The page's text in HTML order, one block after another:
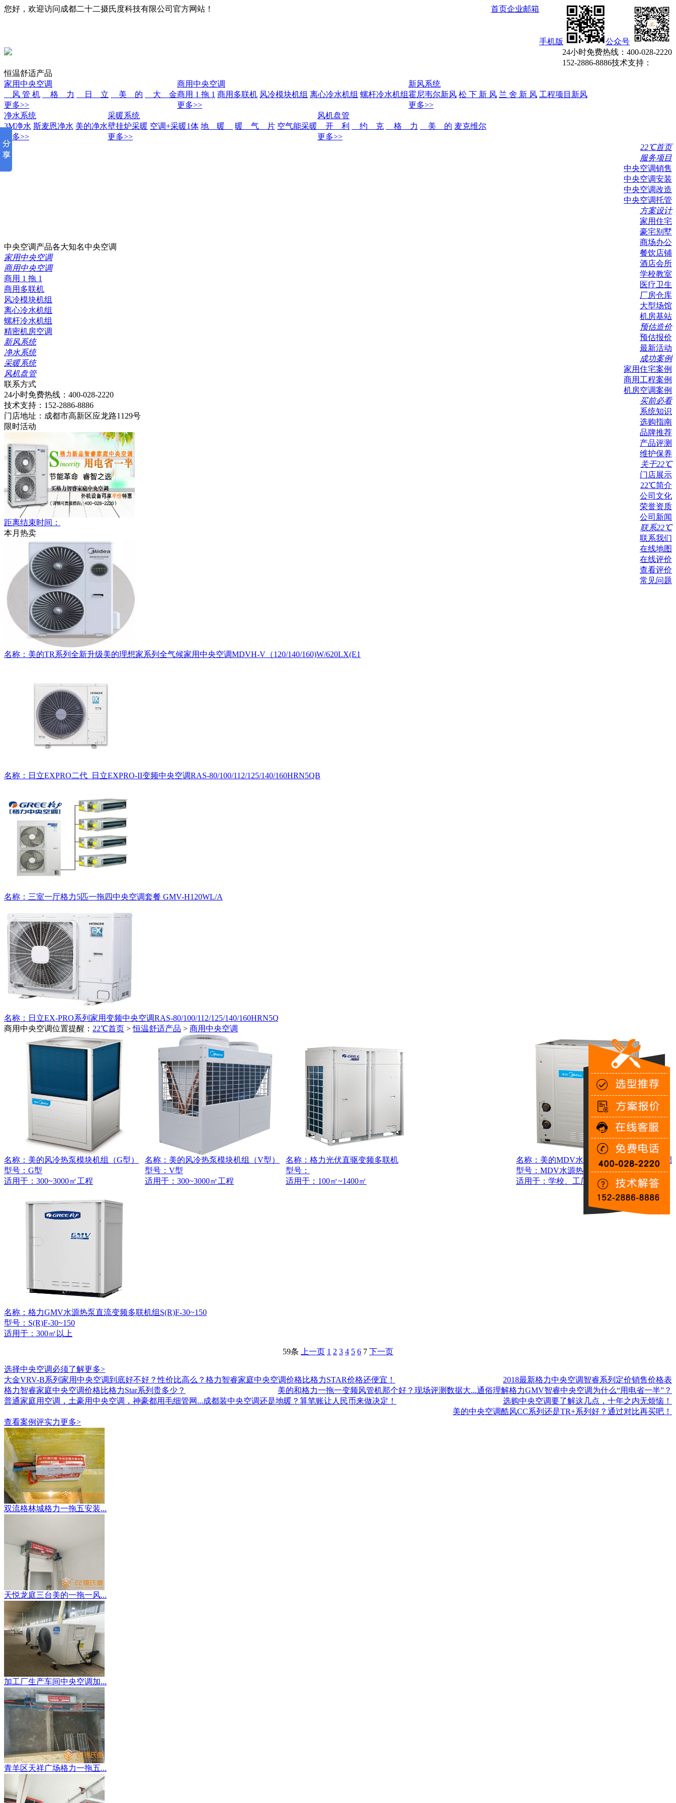
您好，欢迎访问成都二十二摄氏度科技有限公司官方网站！
公众号
手机版
企业邮箱
首页
24小时免费热线： 400-028-2220
152-2886-8886技术支持：
恒温舒适产品
家用中央空调
风 管 机
格 力 日 立 美 的
大 金
更多>>
商用中央空调
商用 1 拖 1 商用多联机 风冷模块机组 离心冷水机组 螺杆冷水机组
更多>>
新风系统
霍尼韦尔新风 松 下 新 风 兰 舍 新 风 工程项目新风
更多>>
净水系统
3M净水 斯麦恩净水 美的净水
更多>>
采暖系统
壁挂炉采暖 空调+采暖1体 地 暖 暖 气 片 空气能采暖
更多>>
风机盘管
开 利
约 克 格 力 美 的 麦克维尔
更多>>
22℃首页
服务项目
中央空调销售
中央空调安装
中央空调改造
中央空调托管
方案设计
家用住宅
豪宅别墅
商场办公
餐饮店铺
酒店会所
学校教室
医疗卫生
厂房仓库
大型场馆
机房基站
预估造价
预估报价
最新活动
成功案例
家用住宅案例
商用工程案例
机房空调案例
买前必看
系统知识
选购指南
品牌推荐
产品评测
维护保养
关于22℃
门店展示
22℃简介
公司文化
荣誉资质
公司新闻
联系22℃
联系我们
在线地图
在线评价
查看评价
常见问题
中央空调产品各大知名中央空调
家用中央空调
商用中央空调
商用 1 拖 1
商用多联机
风冷模块机组
离心冷水机组
螺杆冷水机组
精密机房空调
新风系统
净水系统
采暖系统
风机盘管
联系方式
24小时免费热线： 400-028-2220
技术支持： 152-2886-8886
门店地址： 成都市高新区应龙路1129号
限时活动
距离结束时间：
本月热卖
名称：美的TR系列全新升级美的理想家系列全气候家用中央空调MDVH-V（120/140/160)W/620LX(E1
名称：日立EXPRO二代_日立EXPRO-II变频中央空调RAS-80/100/112/125/140/160HRN5QB
名称：三室一厅格力5匹一拖四中央空调套餐 GMV-H120WL/A
名称：日立EX-PRO系列家用变频中央空调RAS-80/100/112/125/140/160HRN5Q
商用中央空调位置提醒： 22℃首页 >恒温舒适产品 > 商用中央空调
名称：美的风冷热泵模块机组（G型）
型号：G型
适用于： 300~3000㎡工程
名称：美的风冷热泵模块机组（V型）
型号：V型
适用于： 300~3000㎡工程
名称：美的MDV水源热泵智能多联中央空调
型号：MDV水源热泵
适用于： 学校、工厂
名称：格力光伏直驱变频多联机
型号：
适用于： 100㎡~1400㎡
名称：格力GMV水源热泵直流变频多联机组S(R)F-30~150
型号：S(R)F-30~150
适用于： 300㎡以上
59条 上一页 1 2 3 4 5 6 7 下一页
选择中央空调必须了解更多>
大金VRV-B系列家用中央空调到底好不好？性价比高么？
2018最新格力中央空调智睿系列定价销售价格表
格力智睿家庭中央空调价格比格力STAR价格还便宜！
通俗理解格力GMV智睿中央空调为什么“用电省一半”？
格力智睿家庭中央空调价格比格力Star系列贵多少？
美的和格力一拖一变频风管机那个好？现场评测数据大...
普通家庭用空调，土豪用中央空调，神豪都用毛细管网...
选购中央空调要了解这几点，十年之内无烦恼！
成都装中央空调还是地暖？算笔账让人民币来做决定！
美的中央空调酷风CC系列还是TR+系列好？通过对比再买吧！
查看案例评实力更多>
双流格林城格力一拖五安装...
天悦龙庭三台美的一拖一风...
加工厂生产车间中央空调加...
青羊区天祥广场格力一拖五...